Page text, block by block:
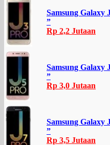
Samsung Galaxy
”
Rp 2,2 Jutaan
Samsung Galaxy
”
Rp 3,0 Jutaan
Samsung Galaxy
”
Rp 3,5 Jutaan